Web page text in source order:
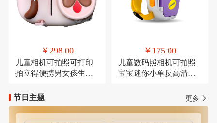
￥298.00
儿童相机可拍照可打印
拍立得便携男女孩生日
￥175.00
儿童数码照相机可拍照
宝宝迷你小单反高清卡
节日主题
更多